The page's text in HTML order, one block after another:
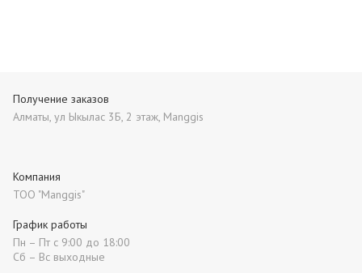
Получение заказов
Алматы, ул Ыкылас 3Б, 2 этаж, Manggis
Компания
ТОО "Manggis"
График работы
Пн – Пт с 9:00 до 18:00
Сб – Вс выходные